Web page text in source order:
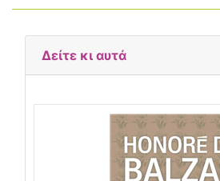
Δείτε κι αυτά